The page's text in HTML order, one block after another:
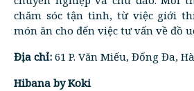
chăm sóc tận tình, từ việc giới
món ăn cho đến việc tư vấn về đồ
Địa chỉ: 61 P. Văn Miếu, Đống Đa,
Hibana by Koki